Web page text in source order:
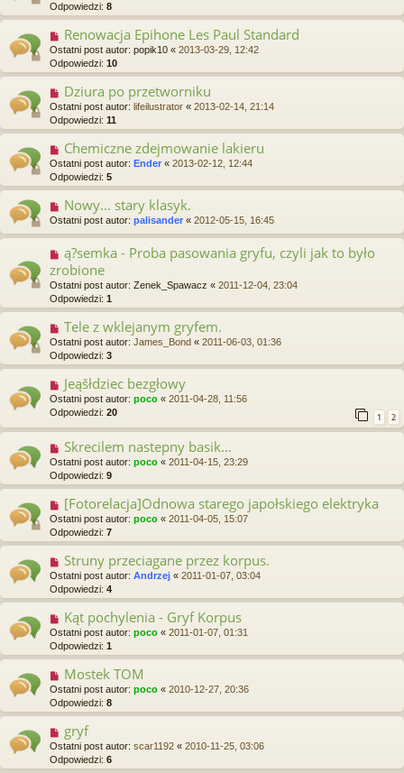
Odpowiedzi: 8
Renowacja Epihone Les Paul Standard
Ostatni post autor: popik10 « 2013-03-29, 12:42
Odpowiedzi: 10
Dziura po przetworniku
Ostatni post autor: lifeilustrator « 2013-02-14, 21:14
Odpowiedzi: 11
Chemiczne zdejmowanie lakieru
Ostatni post autor: Ender « 2013-02-12, 12:44
Odpowiedzi: 5
Nowy... stary klasyk.
Ostatni post autor: palisander « 2012-05-15, 16:45
ą?semka - Proba pasowania gryfu, czyli jak to było
zrobione
Ostatni post autor: Zenek_Spawacz « 2011-12-04, 23:04
Odpowiedzi: 1
Tele z wklejanym gryfem.
Ostatni post autor: James_Bond « 2011-06-03, 01:36
Odpowiedzi: 3
Jeąšłdziec bezgłowy
Ostatni post autor: poco « 2011-04-28, 11:56
Odpowiedzi: 20 1 2
Skrecilem nastepny basik...
Ostatni post autor: poco « 2011-04-15, 23:29
Odpowiedzi: 9
[Fotorelacja]Odnowa starego japołskiego elektryka
Ostatni post autor: poco « 2011-04-05, 15:07
Odpowiedzi: 7
Struny przeciagane przez korpus.
Ostatni post autor: Andrzej « 2011-01-07, 03:04
Odpowiedzi: 4
Kąt pochylenia - Gryf Korpus
Ostatni post autor: poco « 2011-01-07, 01:31
Odpowiedzi: 1
Mostek TOM
Ostatni post autor: poco « 2010-12-27, 20:36
Odpowiedzi: 8
gryf
Ostatni post autor: scar1192 « 2010-11-25, 03:06
Odpowiedzi: 6